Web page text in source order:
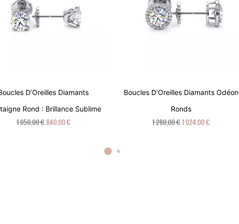
D’Oreilles Diamants
Rond : Brillance Sublime
1 050,00 € 840,00 €
Boucles D'Oreilles Diamants Odéon
Ronds
1 280,00 €1 024,00 €